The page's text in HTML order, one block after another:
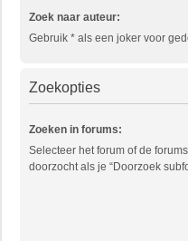
Zoek naar auteur:
Gebruik * als een joker voor
Zoekopties
Zoeken in forums:
Selecteer het forum of de
doorzocht als je “Doorzoek